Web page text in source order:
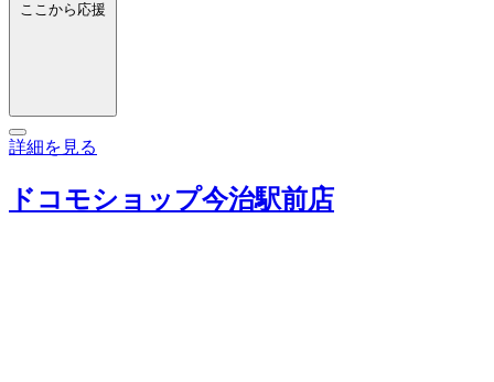
ここから応援
詳細を見る
ドコモショップ今治駅前店